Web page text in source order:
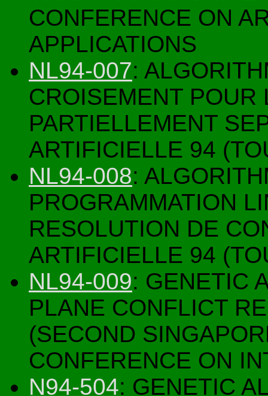
CONFERENCE ON
APPLICATIONS
NL94-007:
CROISEMENT POUR
PARTIELLEMENT
ARTIFICIELLE 94
NL94-008:
PROGRAMMATION
RESOLUTION DE
ARTIFICIELLE 94
NL94-009: GENETIC
PLANE CONFLICT
(SECOND
CONFERENCE ON
N94-504: GENETIC